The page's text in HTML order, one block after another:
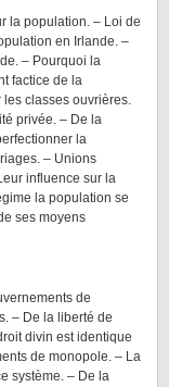
la population. – Loi de
en Irlande. –
– Pourquoi la
factice de la
classes ouvrières.
privée. – De la
la
– Unions
influence sur la
la population se
ses moyens
de
– De la liberté de
divin est identique
de monopole. – La
système. – De la